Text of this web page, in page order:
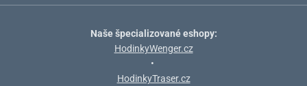
Naše špecializované eshopy:
HodinkyWenger.cz
•
HodinkyTraser.cz